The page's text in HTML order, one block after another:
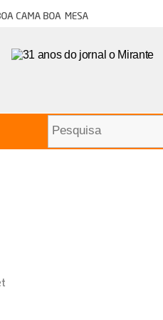
cama boa mesa